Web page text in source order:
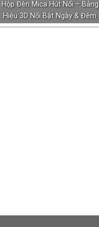
Hộp Đèn Mica Hút Nổi – Bảng
Hiệu 3D Nổi Bật Ngày & Đêm